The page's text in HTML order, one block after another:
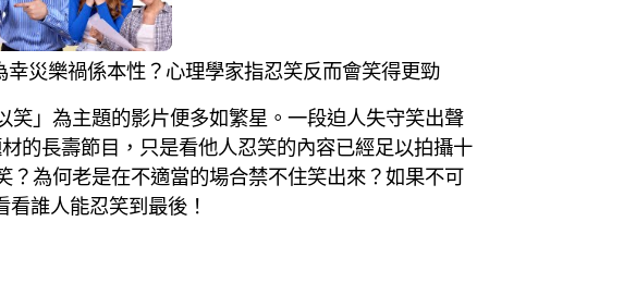
災樂禍係本性？心理學家指忍笑反而會笑得更勁
」為主題的影片便多如繁星。一段迫人失守笑出聲
長壽節目，只是看他人忍笑的內容已經足以拍攝十
為何老是在不適當的場合禁不住笑出來？如果不可
誰人能忍笑到最後！